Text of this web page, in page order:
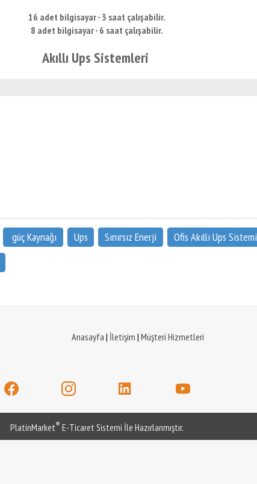
16 adet bilgisayar - 3 saat çalışabilir.
8 adet bilgisayar - 6 saat çalışabilir.
Akıllı Ups Sistemleri
güç Kaynağı Ups Sınırsız Enerji Ofis Akıllı Ups Sistemi
Anasayfa | İletişim | Müşteri Hizmetleri
PlatinMarket® E-Ticaret Sistemi İle Hazırlanmıştır.